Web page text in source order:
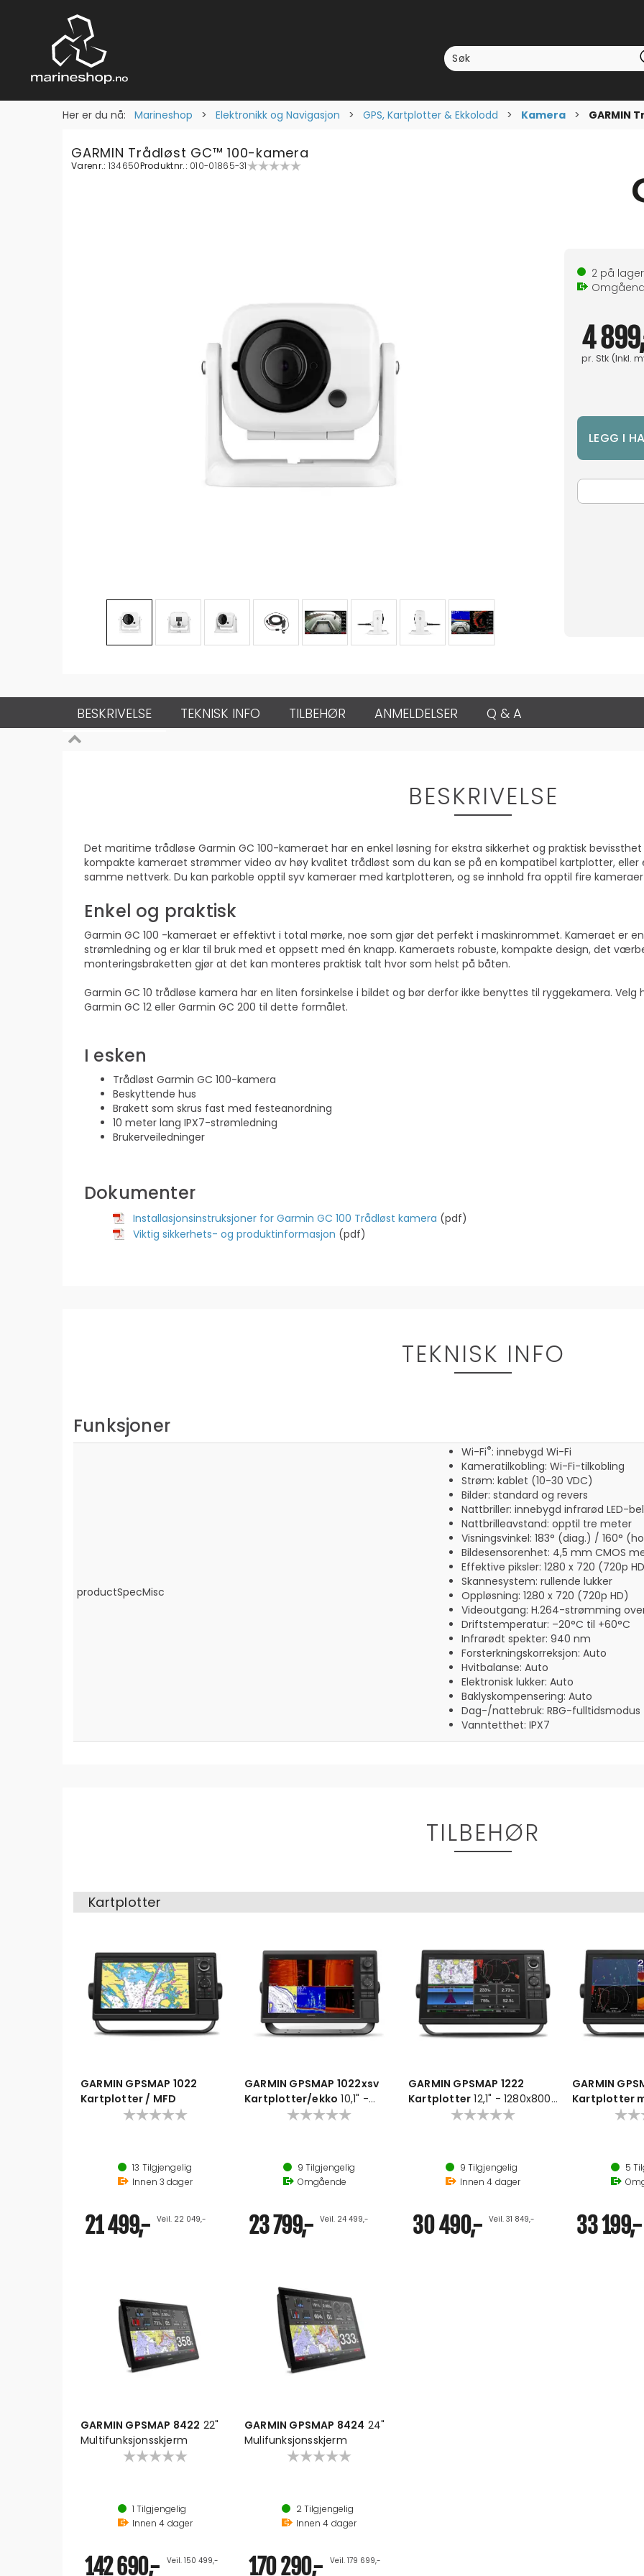
Her er du nå: Marineshop > Elektronikk og Navigasjon > GPS, Kartplotter & Ekkolodd > Kamera > GARMIN
GARMIN Trådløst GC™ 100-kamera
Varenr.: 134650Produktnr.: 010-01865-31
2på lager
4
pr. Stk(Inkl.
BESKRIVELSE TEKNISK INFO TILBEHØR ANMELDELSER Q & A
BESKRIVELSE
Det maritime trådløse Garmin GC 100-kameraet har en enkel løsning for ekstra sikkerhet og praktisk
kompakte kameraet strømmer video av høy kvalitet trådløst som du kan se på en kompatibel kartplotter,
samme nettverk. Du kan parkoble opptil syv kameraer med kartplotteren, og se innhold fra opptil fire
Enkel og praktisk
Garmin GC 100 -kameraet er effektivt i total mørke, noe som gjør det perfekt i maskinrommet. Kameraet er
strømledning og er klar til bruk med et oppsett med én knapp. Kameraets robuste, kompakte design, det
monteringsbraketten gjør at det kan monteres praktisk talt hvor som helst på båten.
Garmin GC 10 trådløse kamera har en liten forsinkelse i bildet og bør derfor ikke benyttes til ryggekamera. Velg
Garmin GC 12 eller Garmin GC 200 til dette formålet.
I esken
Trådløst Garmin GC 100-kamera
Beskyttende hus
Brakett som skrus fast med festeanordning
10 meter lang IPX7-strømledning
Brukerveiledninger
Dokumenter
Installasjonsinstruksjoner for Garmin GC 100 Trådløst kamera (pdf)
­Viktig sikkerhets- og produktinformasjon (pdf)
TEKNISK INFO
Funksjoner
productSpecMisc
Wi-Fi®: innebygd Wi-Fi
Kameratilkobling: Wi-Fi-tilkobling
Strøm: kablet (10-30 VDC)
Bilder: standard og revers
Nattbriller: innebygd infrarød LED-
Nattbrilleavstand: opptil tre meter
Visningsvinkel: 183° (diag.) / 160°
Bildesensorenhet: 4,5 mm CMOS
Effektive piksler: 1280 x 720 (720p
Skannesystem: rullende lukker
Oppløsning: 1280 x 720 (720p HD)
Videoutgang: H.264-strømming
Driftstemperatur: –20°C til +60°C
Infrarødt spekter: 940 nm
Forsterkningskorreksjon: Auto
Hvitbalanse: Auto
Elektronisk lukker: Auto
Baklyskompensering: Auto
Dag-/nattebruk: RBG-fulltidsmodus
Vanntetthet: IPX7
TILBEHØR
Kartplotter
GARMIN GPSMAP 1022
Kartplotter / MFD
13 Tilgjengelig
Innen 3 dager
21 499,- Veil. 22 049,-
GARMIN GPSMAP 1022xsv
Kartplotter/ekko 10,1" -
1024x600 px - u/svinger
9 Tilgjengelig
Omgående
23 799,- Veil. 24 499,-
GARMIN GPSMAP 1222
Kartplotter 12,1" - 1280x800
9 Tilgjengelig
Innen4 dager
30 490,- Veil. 31 849,-
GARMIN
Kartplotter
1280x800px -
5
33 199,-
GARMIN GPSMAP 8422 22"
Multifunksjonsskjerm
1 Tilgjengelig
Innen4 dager
142 690,- Veil. 150 499,-
GARMIN GPSMAP 8424 24"
Mulifunksjonsskjerm
2Tilgjengelig
Innen4 dager
170 290,- Veil. 179 699,-